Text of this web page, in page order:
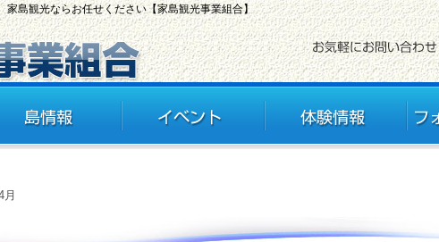
家島観光ならお任せください【家島観光事業組合】
月